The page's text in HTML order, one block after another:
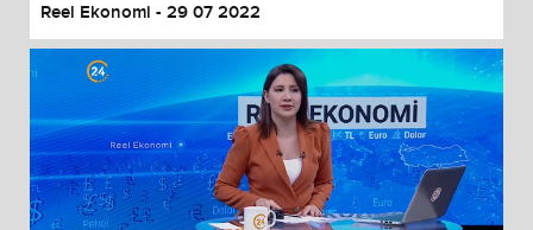
Reel Ekonomi - 29 07 2022